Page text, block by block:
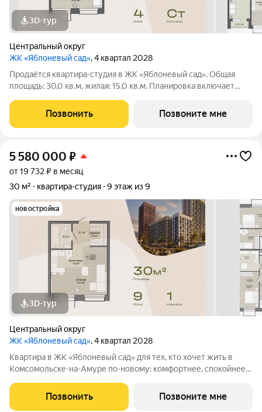
3D-тур
Центральный округ
ЖК «Яблоневый сад», 4 квартал 2028
Продаётся квартира-студия в ЖК «Яблоневый сад». Общая
площадь: 30,0 кв.м, жилая: 15,0 кв.м. Планировка включает
гардеробную 2,9 кв.м. Санузел 4,0 кв.м. Квартира в ЖК
Позвонить Позвоните мне
5 580 000 ₽
от 19 732 ₽ в месяц
30 м²
квартира-студия 9 этаж из 9
новостройка
3D-тур
Центральный округ
ЖК «Яблоневый сад», 4 квартал 2028
Квартира в ЖК «Яблоневый сад» для тех, кто хочет жить в
Комсомольске-на-Амуре по-новому: комфортнее, спокойнее и
жителей, которые ценят родной город, привычные маршруты,
близость семьи и друзей, но
Позвонить Позвоните мне